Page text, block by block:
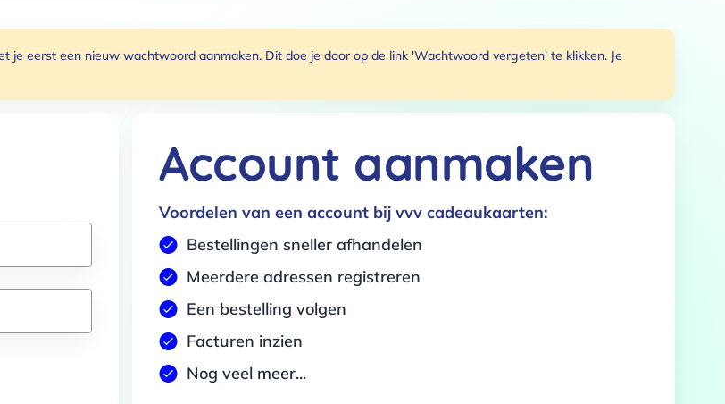
eerst een nieuw wachtwoord aanmaken. Dit doe je door op de link 'Wachtwoord vergeten' te klikken. Je
Account aanmaken
Voordelen van een account bij vvv cadeaukaarten:
Bestellingen sneller afhandelen
Meerdere adressen registreren
Een bestelling volgen
Facturen inzien
Nog veel meer...